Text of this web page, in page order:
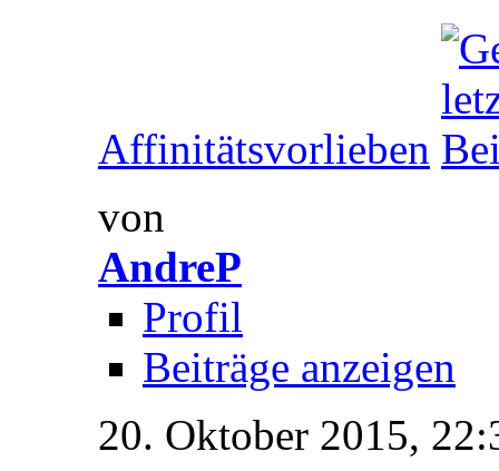
Affinitätsvorlieben
von
AndreP
Profil
Beiträge anzeigen
20. Oktober 2015,